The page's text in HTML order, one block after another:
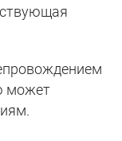
может